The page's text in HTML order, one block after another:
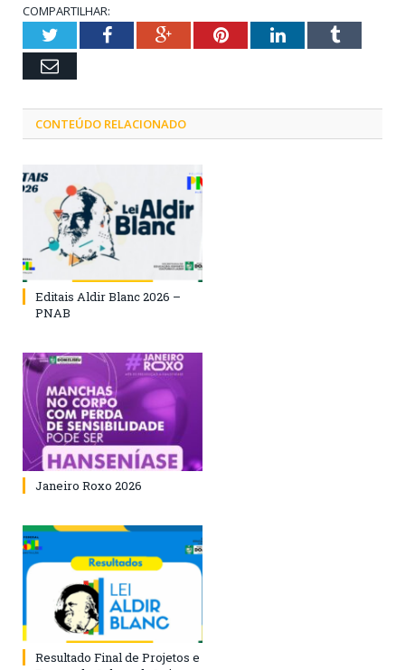
COMPARTILHAR:
TwitterFacebookGoogle+PinterestLinkedInTumblr
Email
CONTEÚDO RELACIONADO
Editais Aldir Blanc 2026 –
PNAB
Janeiro Roxo 2026
Resultado Final de Projetos e